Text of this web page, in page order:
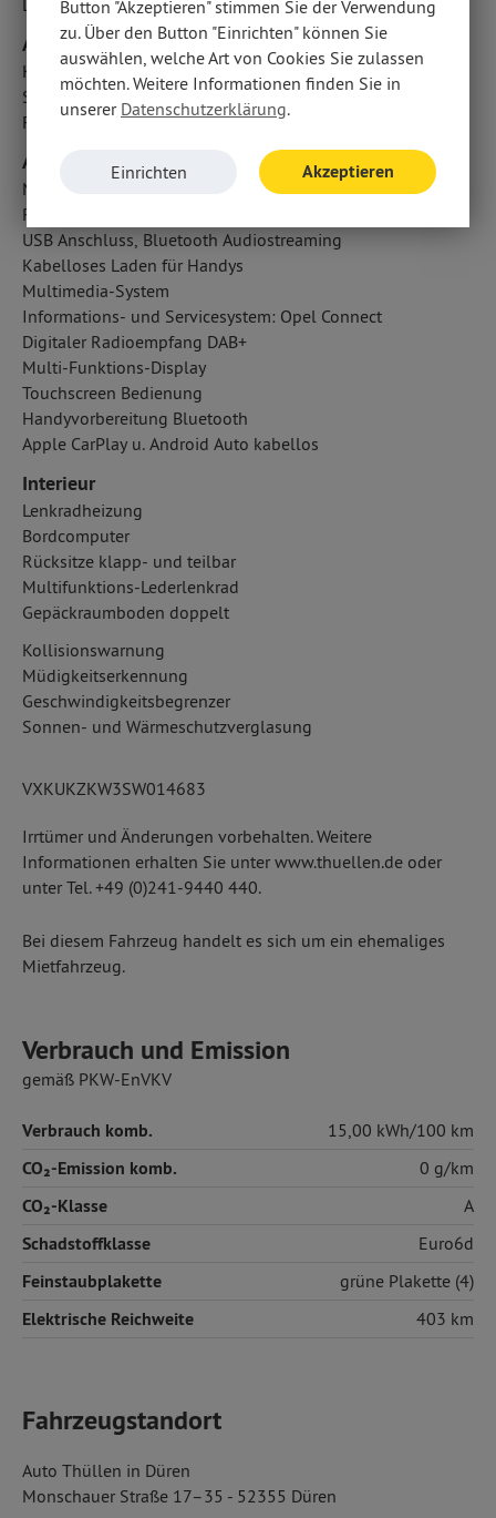
LED-Tagfahrlicht
Airbags
Kopfairbag vorn und hinten
Seitenairbag vorn
Fahrerairbag
Audio & Kommunikation
Navigationssystem
Radio
USB Anschluss, Bluetooth Audiostreaming
Kabelloses Laden für Handys
Multimedia-System
Informations- und Servicesystem: Opel Connect
Digitaler Radioempfang DAB+
Multi-Funktions-Display
Touchscreen Bedienung
Handyvorbereitung Bluetooth
Apple CarPlay u. Android Auto kabellos
Interieur
Lenkradheizung
Bordcomputer
Rücksitze klapp- und teilbar
Multifunktions-Lederlenkrad
Gepäckraumboden doppelt
Kollisionswarnung
Müdigkeitserkennung
Geschwindigkeitsbegrenzer
Sonnen- und Wärmeschutzverglasung
VXKUKZKW3SW014683
Irrtümer und Änderungen vorbehalten. Weitere
Informationen erhalten Sie unter www.thuellen.de oder
unter Tel. +49 (0)241-9440 440.
Bei diesem Fahrzeug handelt es sich um ein ehemaliges
Mietfahrzeug.
Verbrauch und Emission
gemäß PKW-EnVKV
Verbrauch komb. 15,00 kWh/100 km
CO₂-Emission komb. 0 g/km
CO₂-Klasse A
Schadstoffklasse Euro6d
Feinstaubplakette grüne Plakette (4)
Elektrische Reichweite 403 km
Fahrzeugstandort
Auto Thüllen in Düren
Monschauer Straße 17–35 - 52355 Düren
Button "Akzeptieren" stimmen Sie der Verwendung
zu. Über den Button "Einrichten" können Sie
auswählen, welche Art von Cookies Sie zulassen
möchten. Weitere Informationen finden Sie in
unserer Datenschutzerklärung.
Einrichten Akzeptieren